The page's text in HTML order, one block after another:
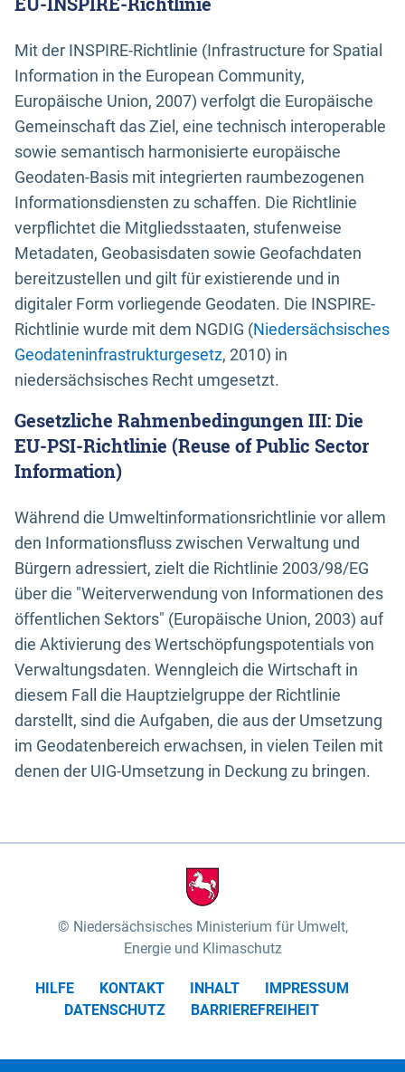
Mit der INSPIRE-Richtlinie (Infrastructure for Spatial
Information in the European Community,
Europäische Union, 2007) verfolgt die Europäische
Gemeinschaft das Ziel, eine technisch interoperable
sowie semantisch harmonisierte europäische
Geodaten-Basis mit integrierten raumbezogenen
Informationsdiensten zu schaffen. Die Richtlinie
verpflichtet die Mitgliedsstaaten, stufenweise
Metadaten, Geobasisdaten sowie Geofachdaten
bereitzustellen und gilt für existierende und in
digitaler Form vorliegende Geodaten. Die INSPIRE-
Richtlinie wurde mit dem NGDIG (Niedersächsisches
Geodateninfrastrukturgesetz, 2010) in
niedersächsisches Recht umgesetzt.
Gesetzliche Rahmenbedingungen III: Die
EU-PSI-Richtlinie (Reuse of Public Sector
Information)
Während die Umweltinformationsrichtlinie vor allem
den Informationsfluss zwischen Verwaltung und
Bürgern adressiert, zielt die Richtlinie 2003/98/EG
über die "Weiterverwendung von Informationen des
öffentlichen Sektors" (Europäische Union, 2003) auf
die Aktivierung des Wertschöpfungspotentials von
Verwaltungsdaten. Wenngleich die Wirtschaft in
diesem Fall die Hauptzielgruppe der Richtlinie
darstellt, sind die Aufgaben, die aus der Umsetzung
im Geodatenbereich erwachsen, in vielen Teilen mit
denen der UIG-Umsetzung in Deckung zu bringen.
Niedersächsisches Ministerium für Umwelt,
Energie und Klimaschutz
HILFE KONTAKT INHALT
IMPRESSUM
DATENSCHUTZ
BARRIEREFREIHEIT